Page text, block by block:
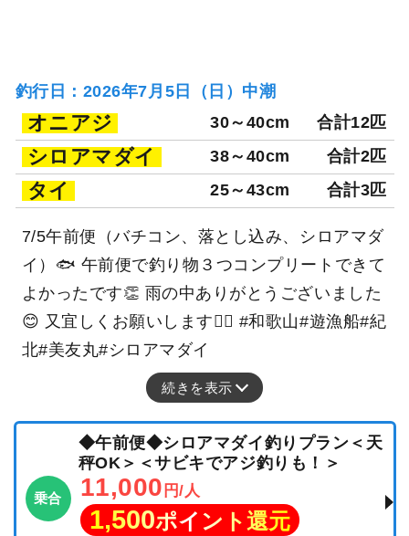
釣行日：2026年7月5日（日）中潮
オニアジ 30～40cm 合計12匹
シロアマダイ 38～40cm 合計2匹
タイ 25～43cm 合計3匹
7/5午前便（バチコン、落とし込み、シロアマダ
イ）🐟 午前便で釣り物３つコンプリートできて
よかったです👏 雨の中ありがとうございました
😊 又宜しくお願いします🙇‍♀️ #和歌山#遊漁船#紀
北#美友丸#シロアマダイ
続きを表示
乗合
◆午前便◆シロアマダイ釣りプラン＜天
秤OK＞＜サビキでアジ釣りも！＞
11,000 円/人
1,500ポイント還元